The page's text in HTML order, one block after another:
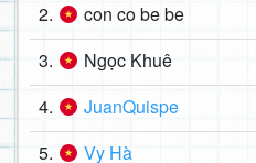
2. con co be be
3. Ngọc Khuê
4. JuanQuispe
5. Vy Hà